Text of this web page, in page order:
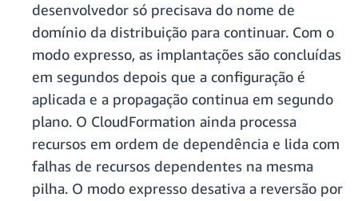
desenvolvedor só precisava do nome de
domínio da distribuição para continuar. Com o
modo expresso, as implantações são concluídas
em segundos depois que a configuração é
aplicada e a propagação continua em segundo
plano. O CloudFormation ainda processa
recursos em ordem de dependência e lida com
falhas de recursos dependentes na mesma
pilha. O modo expresso desativa a reversão por